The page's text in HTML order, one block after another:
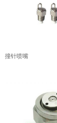
撞针喷嘴